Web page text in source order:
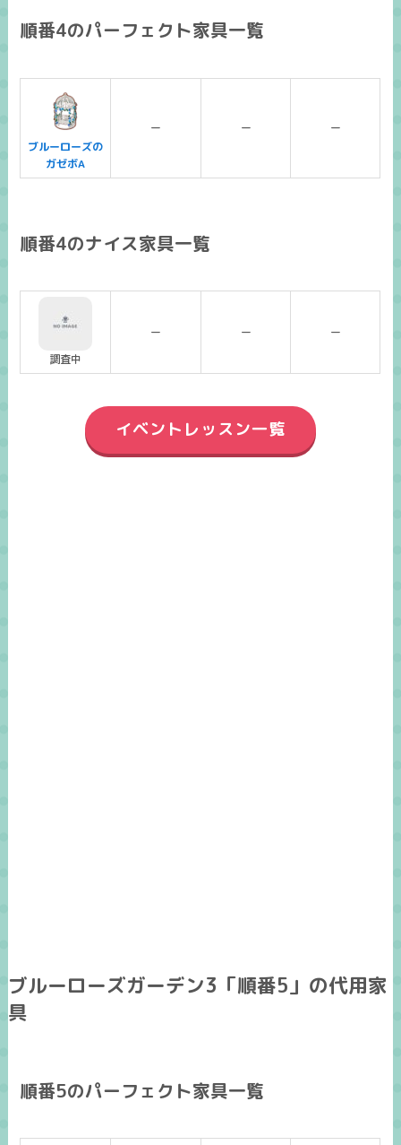
順番4のパーフェクト家具一覧
ブルーローズの
ガゼボA
ー ー ー
順番4のナイス家具一覧
調査中
ー ー ー
イベントレッスン一覧
ブルーローズガーデン3「順番5」の代用家
具
順番5のパーフェクト家具一覧